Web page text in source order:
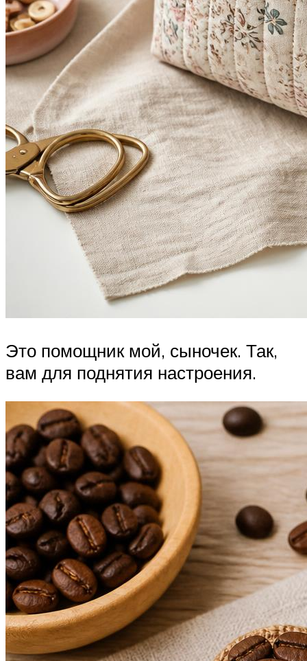
Это помощник мой, сыночек. Так,
вам для поднятия настроения.